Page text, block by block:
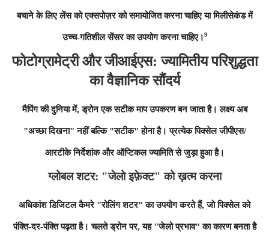
बचाने के लिए लेंस को एक्सपोज़र को समायोजित करना चाहिए या मिलीसेकंड में
उच्च-गतिशील सेंसर का उपयोग करना चाहिए।9
फोटोग्रामेट्री और जीआईएस: ज्यामितीय परिशुद्धता
का वैज्ञानिक सौंदर्य
मैपिंग की दुनिया में, ड्रोन एक सटीक माप उपकरण बन जाता है। लक्ष्य अब
"अच्छा दिखना" नहीं बल्कि "सटीक" होना है। प्रत्येक पिक्सेल जीपीएस/
आरटीके निर्देशांक और ऑप्टिकल ज्यामिति से जुड़ा हुआ है।
ग्लोबल शटर: "जेलो इफ़ेक्ट" को ख़त्म करना
अधिकांश डिजिटल कैमरे "रोलिंग शटर" का उपयोग करते हैं, जो पिक्सेल को
पंक्ति-दर-पंक्ति पढ़ता है। चलते ड्रोन पर, यह "जेलो प्रभाव" का कारण बनता है